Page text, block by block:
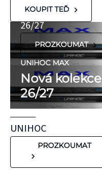
KOUPIT TEĎ
Nová kolekce
26/27
PROZKOUMAT
UNIHOC MAX
Nová kolekce
26/27
UNIHOC
PROZKOUMAT